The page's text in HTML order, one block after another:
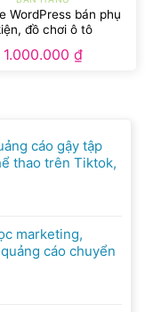
WordPress bán phụ
đồ chơi ô tô
1.000.000 ₫
cáo gậy tập
thao trên Tiktok,
marketing,
cáo chuyển